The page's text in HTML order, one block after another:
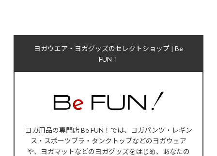
ヨガウエア・ヨガグッズのセレクトショップ | Be
FUN！
ヨガ用品の専門店 Be FUN！では、ヨガパンツ・レギン
ス・スポーツブラ・タンクトップなどのヨガウェア
や、ヨガマットなどのヨガグッズをはじめ、あなたの